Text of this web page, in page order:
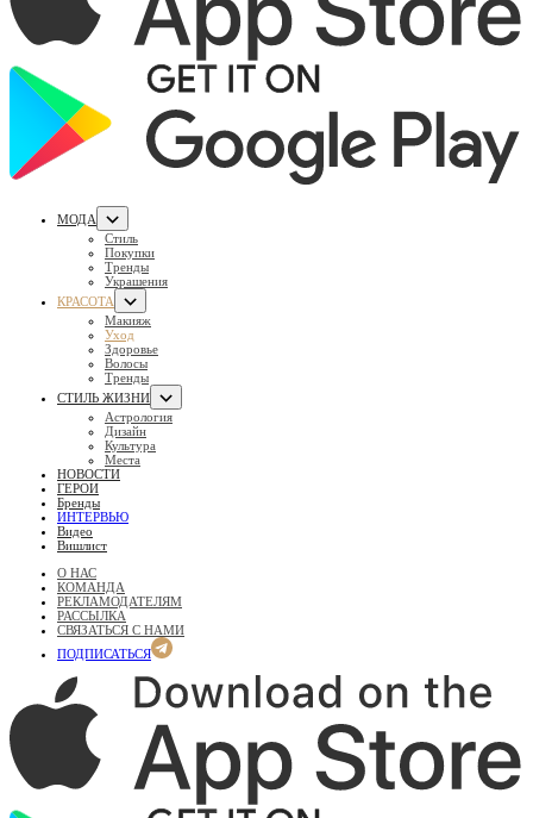
МОДА
Стиль
Покупки
Тренды
Украшения
КРАСОТА
Макияж
Уход
Здоровье
Волосы
Тренды
СТИЛЬ ЖИЗНИ
Астрология
Дизайн
Культура
Места
НОВОСТИ
ГЕРОИ
Бренды
ИНТЕРВЬЮ
Видео
Вишлист
О НАС
КОМАНДА
РЕКЛАМОДАТЕЛЯМ
РАССЫЛКА
СВЯЗАТЬСЯ С НАМИ
ПОДПИСАТЬСЯ